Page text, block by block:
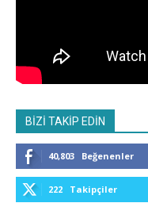
BİZİ TAKİP EDİN
40,803 Beğenenler
222 Takipçiler